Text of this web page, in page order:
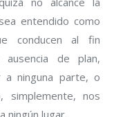
entendido como
conducen al fin
de plan,
a ninguna parte, o
simplemente, nos
ningún lugar.